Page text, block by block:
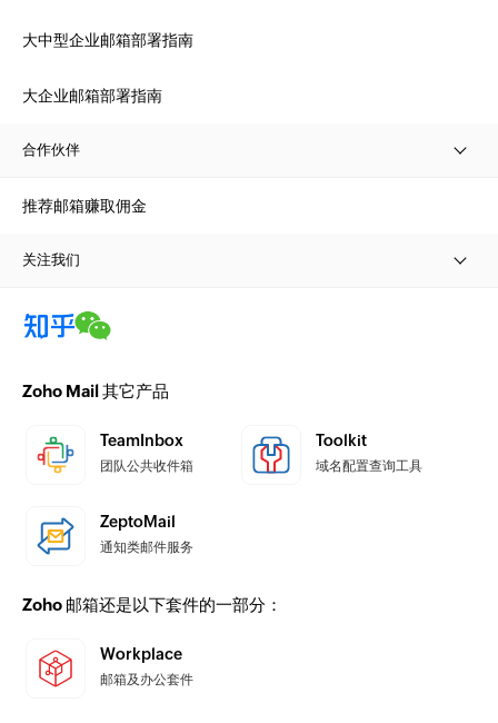
大中型企业邮箱部署指南
大企业邮箱部署指南
合作伙伴
推荐邮箱赚取佣金
关注我们
Zoho Mail 其它产品
TeamInbox
团队公共收件箱
Toolkit
域名配置查询工具
ZeptoMail
通知类邮件服务
Zoho 邮箱还是以下套件的一部分：
Workplace
邮箱及办公套件